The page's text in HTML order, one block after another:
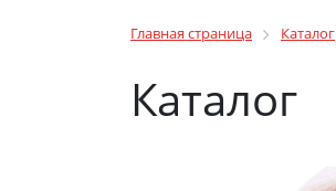
Главная страница Каталог
Каталог